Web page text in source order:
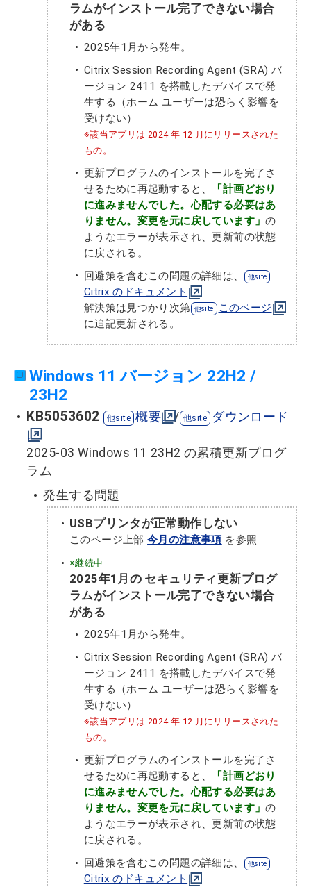
ラムがインストール完了できない場合
がある
2025年1月から発生。
Citrix Session Recording Agent (SRA) バ
ージョン 2411 を搭載したデバイスで発
生する（ホーム ユーザーは恐らく影響を
受けない）
※該当アプリは 2024 年 12 月にリリースされた
もの。
更新プログラムのインストールを完了さ
せるために再起動すると、
「計画どおり
に進みませんでした。心配する必要はあ
りません。変更を元に戻しています」の
ようなエラーが表示され、更新前の状態
に戻される。
回避策を含むこの問題の詳細は、
Citrix のドキュメント
解決策は見つかり次第
このページ
に追記更新される。
Windows 11 バージョン 22H2 /
23H2
KB5053602 概要 / ダウンロード
2025-03 Windows 11 23H2 の累積更新プログ
ラム
発生する問題
USBプリンタが正常動作しない
このページ上部今月の注意事項 を参照
※継続中
2025年1月の セキュリティ更新プログ
ラムがインストール完了できない場合
がある
2025年1月から発生。
Citrix Session Recording Agent (SRA) バ
ージョン 2411 を搭載したデバイスで発
生する（ホーム ユーザーは恐らく影響を
受けない）
※該当アプリは 2024 年 12 月にリリースされた
もの。
更新プログラムのインストールを完了さ
せるために再起動すると、
「計画どおり
に進みませんでした。心配する必要はあ
りません。変更を元に戻しています」の
ようなエラーが表示され、更新前の状態
に戻される。
回避策を含むこの問題の詳細は、
Citrix のドキュメント